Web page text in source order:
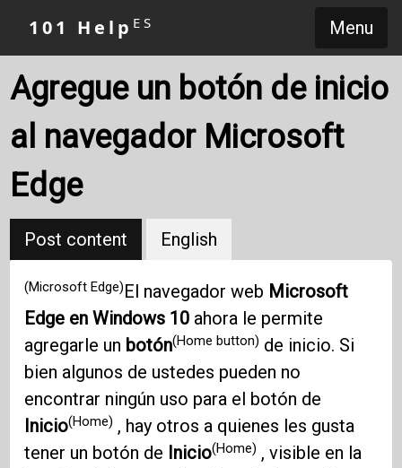
Menu
101 Help ES
Agregue un botón de inicio
al navegador Microsoft
Edge
Post content English
(Microsoft Edge)El navegador web Microsoft
Edge enWindows 10 ahora le permite
agregarle un botón(Home button) de inicio. Si
bien algunos de ustedes pueden no
encontrar ningún uso para el botón de
Inicio(Home) , hay otros a quienes les gusta
tener un botón de Inicio(Home) , visible en la